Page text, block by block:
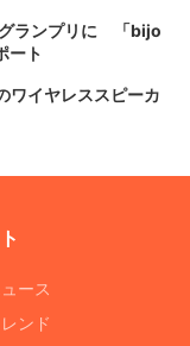
グランプリに 「bijo
ート
ワイヤレススピーカ
ース
ンド